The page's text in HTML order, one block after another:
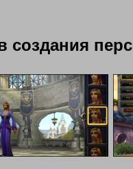
создания